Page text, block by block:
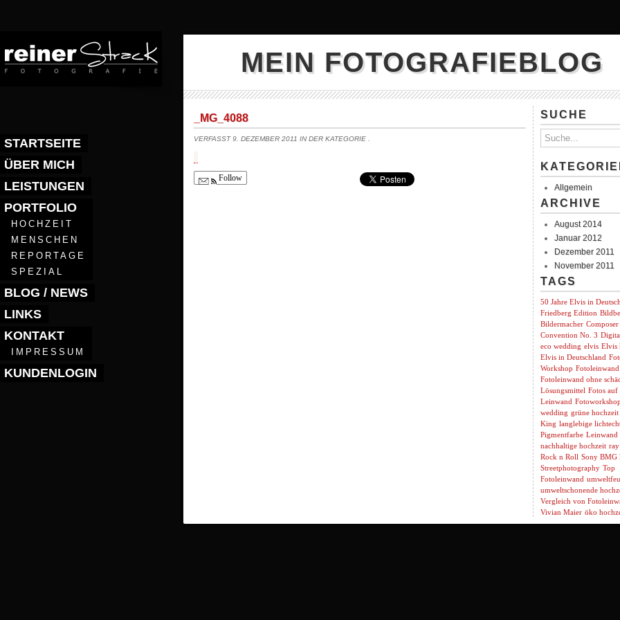
STARTSEITE
ÜBER MICH
LEISTUNGEN
PORTFOLIO
HOCHZEIT
MENSCHEN
REPORTAGE
SPEZIAL
BLOG / NEWS
LINKS
KONTAKT
IMPRESSUM
KUNDENLOGIN
MEIN FOTOGRAFIEBLOG
_MG_4088
VERFASST 9. DEZEMBER 2011 IN DER KATEGORIE
Follow
SUCHE
Allgemein
ARCHIVE
August 2014
Januar 2012
Dezember 2011
November 2011
TAGS
50 Jahre Elvis in
Friedberg Edition
Bildermacher Composer
Convention No. 3
eco wedding elvis Elvis
Elvis in Deutschland
Workshop Fotoleinwand
Fotoleinwand ohne
Lösungsmittel Fotos auf
Leinwand Fotoworkshop
wedding grüne hochzeit
King langlebige
Pigmentfarbe Leinwand
nachhaltige hochzeit ray
Rock n Roll Sony BMG
Streetphotography Top
Fotoleinwand
umweltschonende
Vergleich von
Vivian Maier öko